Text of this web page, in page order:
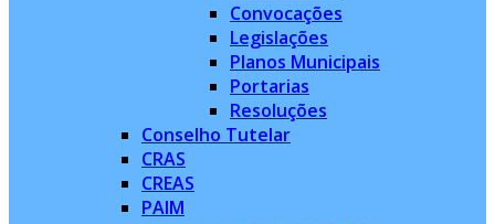
Convocações
Legislações
Planos Municipais
Portarias
Resoluções
Conselho Tutelar
CRAS
CREAS
PAIM